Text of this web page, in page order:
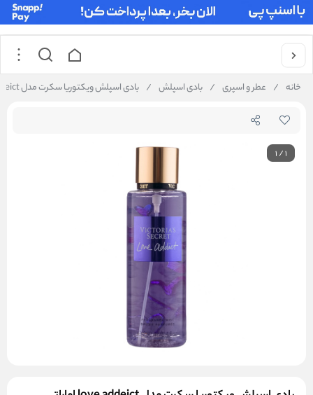
خانه / عطر و اسپری / بادی اسپلش / بادی اسپلش ویکتوریا سکرت مدل love addeict اماراتی
1/1